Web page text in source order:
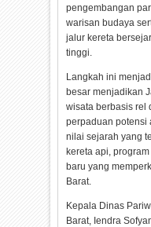
pengembangan
warisan budaya
jalur kereta
tinggi.
Langkah ini
besar menjadikan
wisata berbasis rel
perpaduan potensi
nilai sejarah yang
kereta api,
baru yang
Barat.
Kepala Dinas
Barat, Iendra